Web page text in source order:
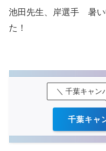
池田先生、岸選手 暑い
た！
＼ 千葉キャン
千葉キャ